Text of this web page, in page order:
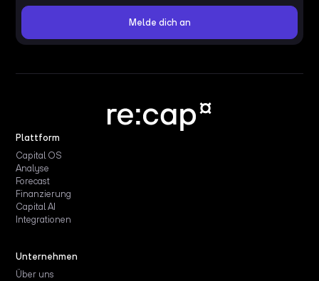
Plattform
Capital OS
Analyse
Forecast
Finanzierung
Capital AI
Integrationen
Unternehmen
Über uns